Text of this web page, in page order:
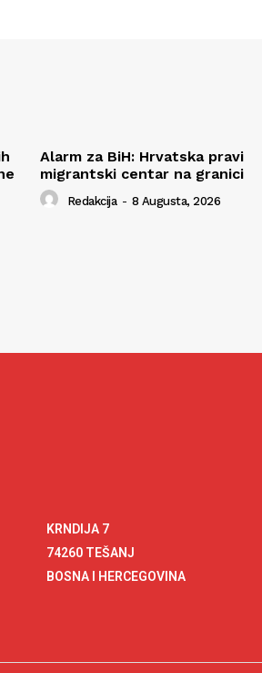
Alarm za BiH: Hrvatska pravi
migrantski centar na granici
Redakcija - 8 Augusta, 2026
KRNDIJA 7
74260 TEŠANJ
BOSNA I HERCEGOVINA